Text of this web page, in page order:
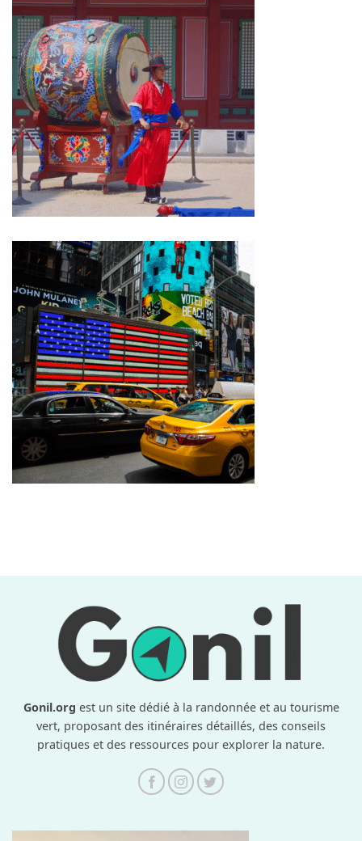
Gonil.org est un site dédié à la randonnée et au tourisme
vert, proposant des itinéraires détaillés, des conseils
pratiques et des ressources pour explorer la nature.